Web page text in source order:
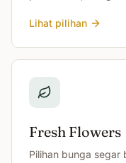
Lihat pilihan
Fresh Flowers
Pilihan bunga segar